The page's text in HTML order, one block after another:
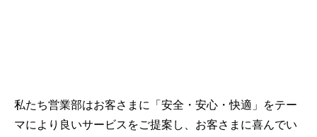
私たち営業部はお客さまに「安全・安心・快適」をテー
マにより良いサービスをご提案し、お客さまに喜んでい